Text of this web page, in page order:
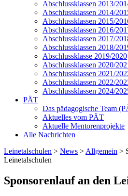
Abschlussklassen 2013/
Abschlussklassen 2014/
Abschlussklassen 2015/
Abschlussklassen 2016/
Abschlussklassen 2017/
Abschlussklassen 2018/
Abschlussklasse 2019/2020
Abschlussklassen 2020/
Abschlussklassen 2021/
Abschlussklassen 2022/
Abschlussklassen 2024/
PÄT
Das pädagogische Team
Aktuelles vom PÄT
Aktuelle Mentorenprojekte
Alle Nachrichten
Leinetalschulen > News > Allgemein >
Leinetalschulen
Sponsorenlauf an den